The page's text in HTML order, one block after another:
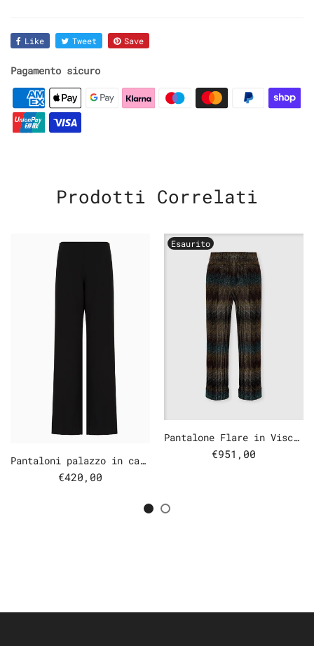
Like Tweet Save
Pagamento sicuro
Prodotti Correlati
Pantaloni palazzo in cady
€420,00
Esaurito
Pantalone Flare in Viscosa Lamè
€951,00